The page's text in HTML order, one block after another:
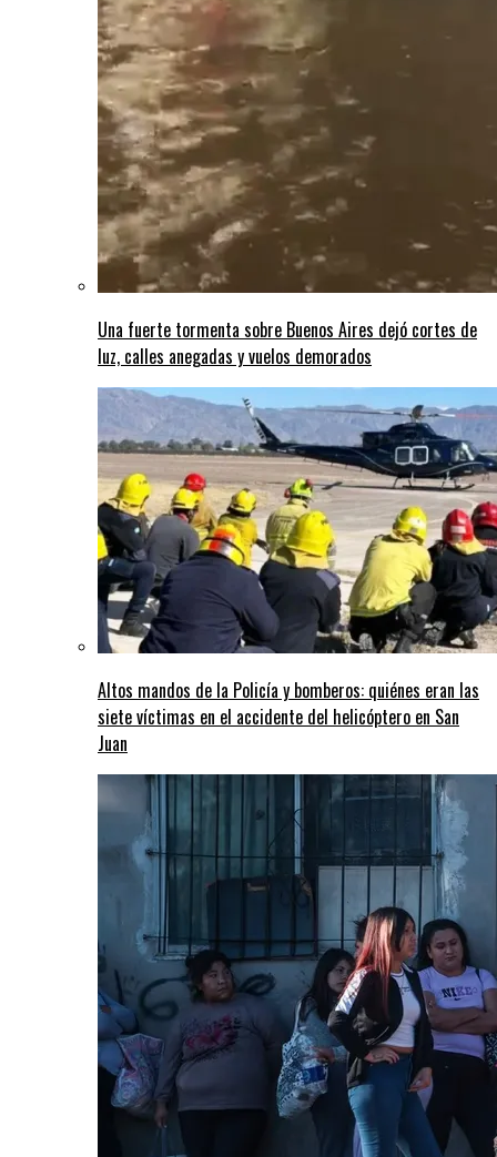
Una fuerte tormenta sobre Buenos Aires dejó cortes de
luz, calles anegadas y vuelos demorados
Altos mandos de la Policía y bomberos: quiénes eran las
siete víctimas en el accidente del helicóptero en San
Juan